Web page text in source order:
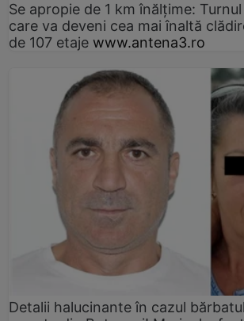
Se apropie de 1 km înălțime:
care va deveni cea mai înaltă
de 107 etaje www.antena3.ro
Detalii halucinante în cazul